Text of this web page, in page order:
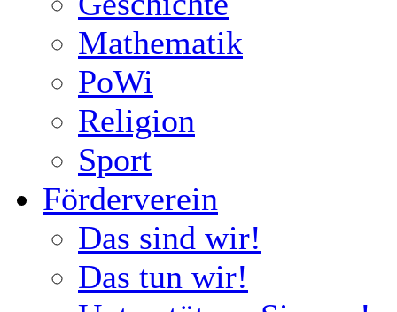
Mathematik
PoWi
Religion
Sport
Förderverein
Das sind wir!
Das tun wir!